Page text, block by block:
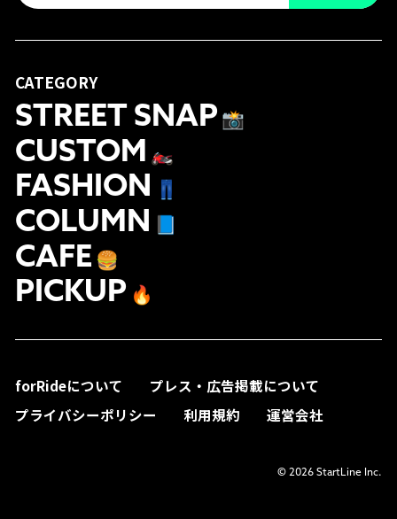
CATEGORY
STREET SNAP 📸
CUSTOM 🏍
FASHION 👖
COLUMN
CAFE 🍔
PICKUP 🔥
forRideについて
プレス・広告掲載について
プライバシーポリシー
利用規約 運営会社
© 2026 StartLine Inc.